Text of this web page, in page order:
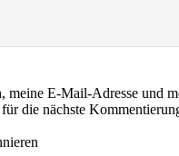
meine E-Mail-Adresse und
die nächste